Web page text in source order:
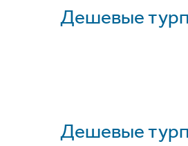
Дешевые
Дешевые